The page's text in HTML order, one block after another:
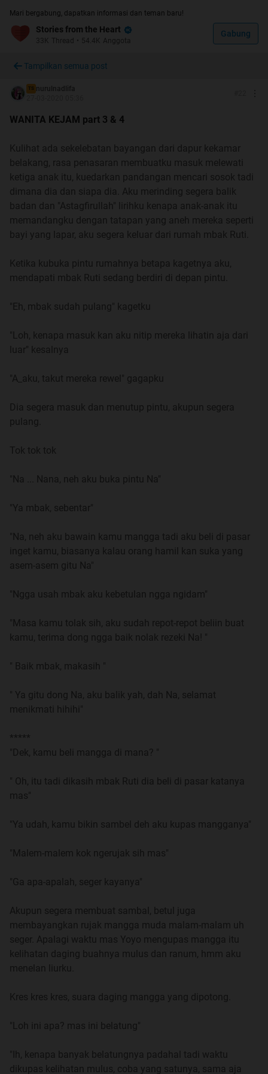
nyampe sini"
"Eh, tunggu sebentar aku mau nyari rumput itu buat
banyak lahan kosong yang ditumbuhi ilalang, bahkan
lebih seksama di tengah ilalang itu ada semacam
Tiba-tiba mba Ruti memanggilku seraya minta tolong,
aku takut jika mrnghampirinya hari sudah menjelang
maghrib, dan tempat itu sepertinya angker. Aku sedang
hamil muda diliputi gundah, dia terus memanggilku
minta tolong.
Akhirnya, dengan perasaan takut aku menghampiri, dan
Kami jatuh berdua, aku merasa mbak Ruti sengaja
buruk itu, kami tetangga samping rumah ngga mungkin
"Aduh, maaf yah jadi kamu ikutan jatuh" dengan wajah
pintaku.
Dia membantuku berdiri, dan kami jalan melanjutkan
baik saja.
Sampai di rumah, kubuka pintu dan langsung menuju
mandi terdengar suara adzan dari perumahan seberang,
belum punya mushola sendiri.
wanita umur 20 tahun baru menikah dua tahun dengan
perusahaan sebagai karyawan produksi. Kami
memutuskan untuk mencari rumah kredit yang murah
kamar mandi untuk membersihkan badannya, aku
menyiapkan makan malam pemberian dari kakakku,
menerima pemberiannya.
berbincang.
"Mas, ayo tidur aku capek" ajakku
"Ayo, kamu tuh sudah jangan maen mulu, dirumah aja"
titahnya
"Aku bosan mas, di sini masih sepi tetangga juga mereka
pada sibuk" rengekku.
"Ada mbak Ruti, diakan ngga kerja, dari pada bosan
juga sering ditinggal, dan pandangannya juga aneh, aku
Mari bergabung, dapatkan informasi dan teman baru!
Stories from the Heart
33K Thread • 54.4K Anggota
Gabung
Tampilkan semua post
TS nurulnadlifa
WANITA KEJAM part 3 & 4
Kulihat ada sekelebatan bayangan dari dapur kekamar
belakang, rasa penasaran membuatku masuk melewati
ketiga anak itu, kuedarkan pandangan mencari sosok tadi
dimana dia dan siapa dia. Aku merinding segera balik
badan dan "Astagfirullah" lirihku kenapa anak-anak itu
memandangku dengan tatapan yang aneh mereka seperti
bayi yang lapar, aku segera keluar dari rumah mbak Ruti.
Ketika kubuka pintu rumahnya betapa kagetnya aku,
mendapati mbak Ruti sedang berdiri di depan pintu.
"Eh, mbak sudah pulang" kagetku
"Loh, kenapa masuk kan aku nitip mereka lihatin aja dari
luar" kesalnya
"A_aku, takut mereka rewel" gagapku
Dia segera masuk dan menutup pintu, akupun segera
pulang.
Tok tok tok
"Na ... Nana, neh aku buka pintu Na"
"Ya mbak, sebentar"
"Na, neh aku bawain kamu mangga tadi aku beli di pasar
inget kamu, biasanya kalau orang hamil kan suka yang
asem-asem gitu Na"
"Ngga usah mbak aku kebetulan ngga ngidam"
"Masa kamu tolak sih, aku sudah repot-repot beliin buat
kamu, terima dong ngga baik nolak rezeki Na! "
" Baik mbak, makasih "
" Ya gitu dong Na, aku balik yah, dah Na, selamat
menikmati hihihi"
*****
"Dek, kamu beli mangga di mana? "
" Oh, itu tadi dikasih mbak Ruti dia beli di pasar katanya
mas"
"Ya udah, kamu bikin sambel deh aku kupas mangganya"
"Malem-malem kok ngerujak sih mas"
"Ga apa-apalah, seger kayanya"
Akupun segera membuat sambal, betul juga
membayangkan rujak mangga muda malam-malam uh
seger. Apalagi waktu mas Yoyo mengupas mangga itu
kelihatan daging buahnya mulus dan ranum, hmm aku
menelan liurku.
Kres kres kres, suara daging mangga yang dipotong.
"Loh ini apa? mas ini belatung"
"Ih, kenapa banyak belatungnya padahal tadi waktu
dikupas kelihatan mulus, coba yang satunya, sama aja